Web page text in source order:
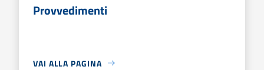
Provvedimenti
VAI ALLA PAGINA